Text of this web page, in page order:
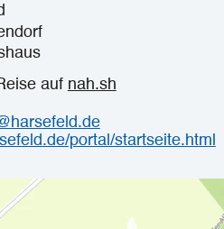
auf nah.sh
portal/startseite.html